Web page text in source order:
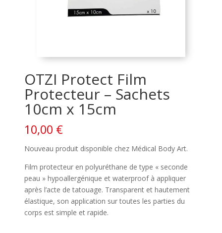
OTZI Protect Film
Protecteur – Sachets
10cm x 15cm
10,00 €
Nouveau produit disponible chez Médical Body Art.
Film protecteur en polyuréthane de type « seconde
peau » hypoallergénique et waterproof à appliquer
après l’acte de tatouage. Transparent et hautement
élastique, son application sur toutes les parties du
corps est simple et rapide.